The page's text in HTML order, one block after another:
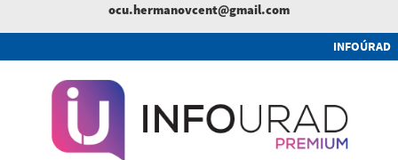
ocu.hermanovcent@gmail.com
INFOÚRAD